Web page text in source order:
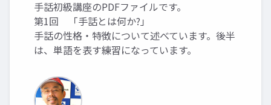
手話初級講座のPDFファイルです。
第1回 「手話とは何か?」
手話の性格・特徴について述べています。後半
は、単語を表す練習になっています。